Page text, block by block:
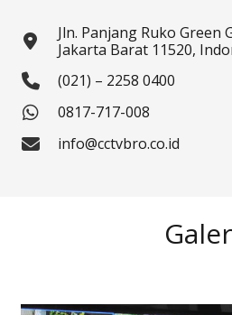
Jln. Panjang Ruko Green
Jakarta Barat 11520,
(021) – 2258 0400
0817-717-008
info@cctvbro.co.id